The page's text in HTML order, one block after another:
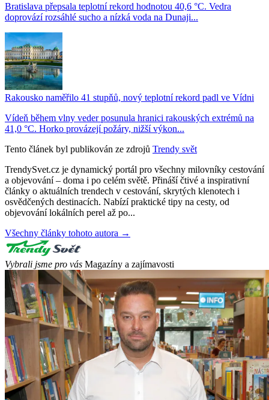
Bratislava přepsala teplotní rekord hodnotou 40,6 °C. Vedra
doprovází rozsáhlé sucho a nízká voda na Dunaji...
Rakousko naměřilo 41 stupňů, nový teplotní rekord padl ve Vídni
Vídeň během vlny veder posunula hranici rakouských extrémů na
41,0 °C. Horko provázejí požáry, nižší výkon...
Tento článek byl publikován ze zdrojů Trendy svět
TrendySvet.cz je dynamický portál pro všechny milovníky cestování
a objevování – doma i po celém světě. Přináší čtivé a inspirativní
články o aktuálních trendech v cestování, skrytých klenotech i
osvědčených destinacích. Nabízí praktické tipy na cesty, od
objevování lokálních perel až po...
Všechny články tohoto autora →
Vybrali jsme pro vás Magazíny a zajímavosti